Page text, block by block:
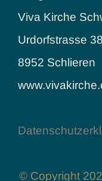
Viva Kirche
Urdorfstrasse 38
8952 Schlieren
© Copyright